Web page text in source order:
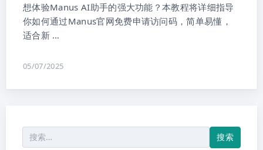
想体验Manus AI助手的强大功能？本教程将详细指导
你如何通过Manus官网免费申请访问码，简单易懂，
适合新 …
05/07/2025
索：